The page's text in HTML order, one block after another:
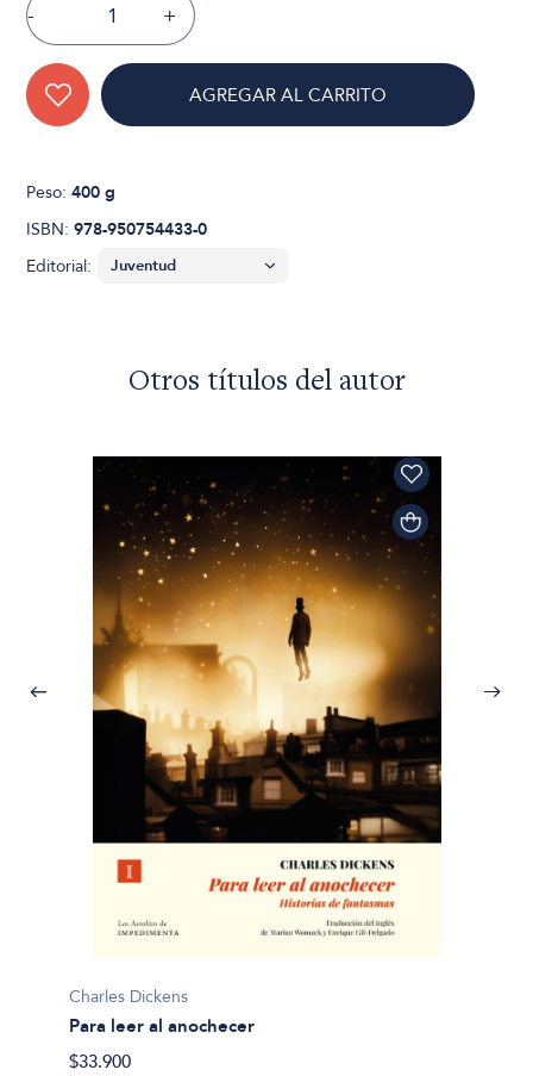
- +
AGREGAR AL CARRITO
Peso:400 g
ISBN:978-950754433-0
Editorial:
Otros títulos del autor
Charles Dickens
Para leer al anochecer
$33.900